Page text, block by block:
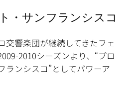
・サンフランシスコ
交響楽団が継続してきたフェ
2010シーズンより、“プロ
ランシスコ”としてパワーア